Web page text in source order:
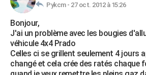
Retraite
Impôts
Epargne
Immobilier
Risques naturels par ville
Banque
Assurance
Crédit
AUTO
Essais
Réserver un essai
Citadines
Berlines
SUV
Forum auto
+HIGH-TECH
Mobiles
Meilleur smartphone
Internet
Ordinateurs
Jeux vidéo
Guide high-tech
+BRICOLAGE
Forum
Aménagement intérieur
Extérieur
Cuisine
Salle de bains
Jardinage
Rangement
WEEK-END
Pykcm - 27 oct. 2012 à 15:26
Bonjour,
J'ai un problème avec les bougies
véhicule 4x4 Prado
Celles ci se grillent seulement 4 jours
changé et cela crée des ratés chaque